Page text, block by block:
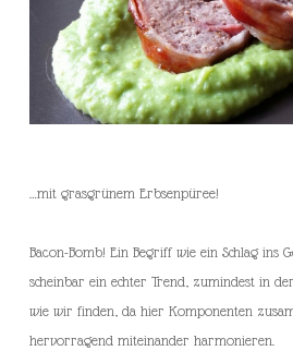
…mit grasgrünem Erbsenpüree!
Bacon-Bomb! Ein Begriff wie ein Schlag ins
scheinbar ein echter Trend, zumindest in
wie wir finden, da hier Komponenten
hervorragend miteinander harmonieren.